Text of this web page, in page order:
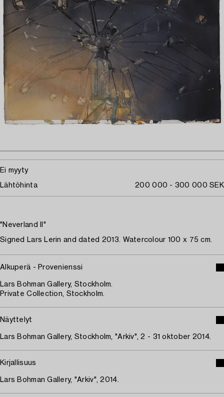
Ei myyty
Lähtöhinta 200 000 - 300 000 SEK
"Neverland II"
Signed Lars Lerin and dated 2013. Watercolour 100 x 75 cm.
Alkuperä - Provenienssi
Lars Bohman Gallery, Stockholm.
Private Collection, Stockholm.
Näyttelyt
Lars Bohman Gallery, Stockholm, "Arkiv", 2 - 31 oktober 2014.
Kirjallisuus
Lars Bohman Gallery, "Arkiv", 2014.